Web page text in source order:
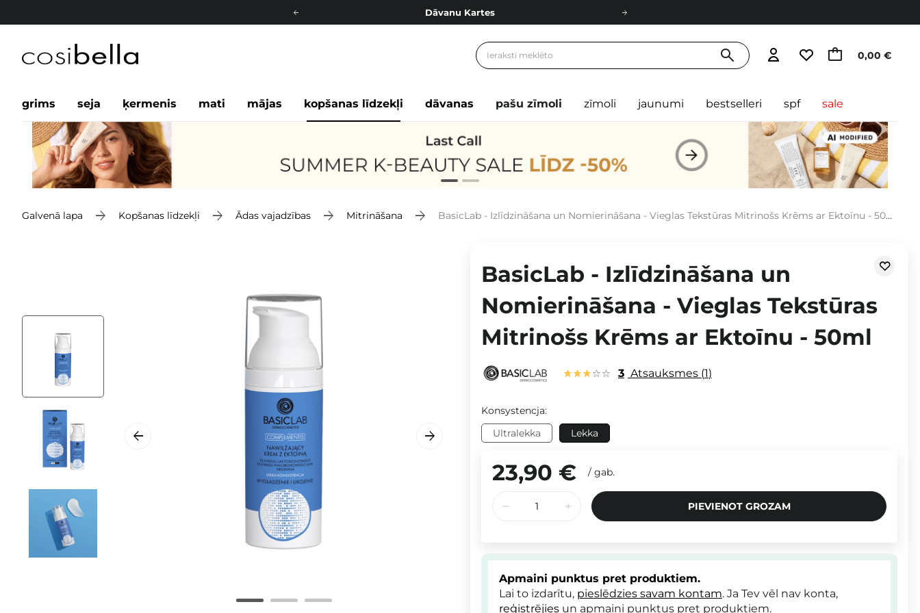
Dāvanu Kartes
Bezmaskas piegāde no 49,00 € 0,00 €
grims seja ķermenis mati mājas kopšanas līdzekļi dāvanas pašu zīmoli zīmoli jaunumi bestselleri spf sale
Galvenā lapa Kopšanas līdzekļi Ādas vajadzības Mitrināšana BasicLab - Izlīdzināšana un Nomierināšana - Vieglas Tekstūras Mitrinošs Krēms ar Ektoīnu - 50ml
BasicLab - Izlīdzināšana un
Nomierināšana - Vieglas Tekstūras
Mitrinošs Krēms ar Ektoīnu - 50ml
3 Atsauksmes 1
Konsystencja:
Ultralekka
Lekka
23,90 € / gab.
PIEVIENOT GROZAM
Apmaini punktus pret produktiem.
Lai to izdarītu, pieslēdzies savam kontam. Ja Tev vēl nav konta,
reģistrējies un apmaini punktus pret produktiem.